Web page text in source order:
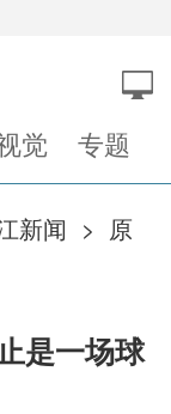
觉 专题
新闻 > 原
是一场球